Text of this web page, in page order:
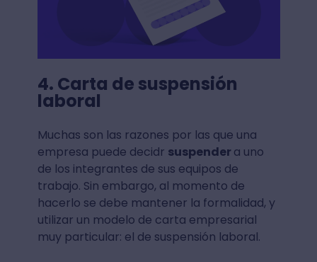
4. Carta de suspensión
laboral
Muchas son las razones por las que una
empresa puede decidr suspender a uno
de los integrantes de sus equipos de
trabajo. Sin embargo, al momento de
hacerlo se debe mantener la formalidad, y
utilizar un modelo de carta empresarial
muy particular: el de suspensión laboral.